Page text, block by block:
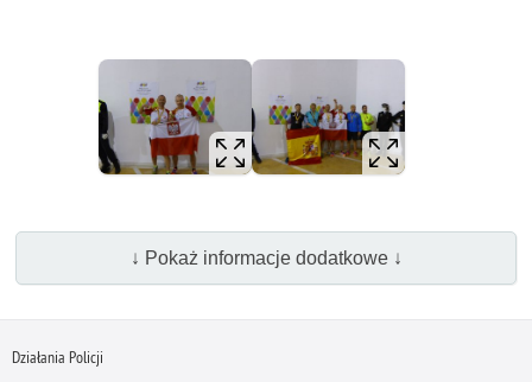
↓ Pokaż informacje dodatkowe ↓
Działania Policji